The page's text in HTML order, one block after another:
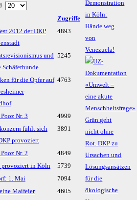
Zugriffe
2012 der DKP
4893
und
Schäferhunde
5245
für die Opfer auf 4763
Nr. 3
4999
fühlt sich
provoziert
3891
Nr. 2
4849
provoziert in Köln
5739
1. Mai
7094
Maifeier
4605
Demonstration
in Köln:
Hände weg
von
Venezuela!